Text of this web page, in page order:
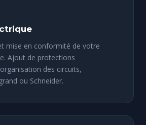
mise en conformité de votre
Ajout de protections
des circuits,
ou Schneider.